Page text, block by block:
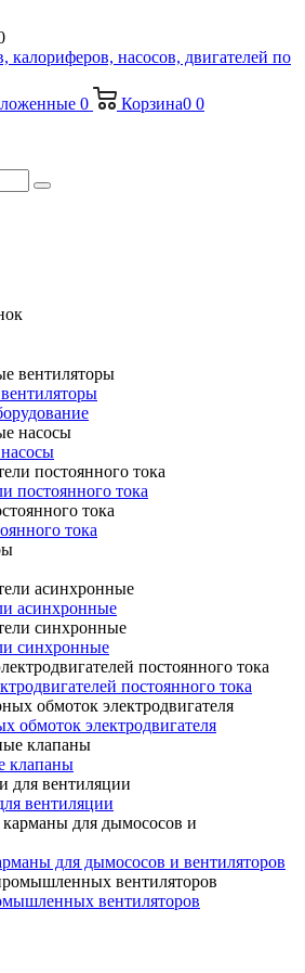
калориферов, насосов, двигателей по
0 Корзина0 0
постоянного тока
тока
асинхронные
синхронные
постоянного тока
обмоток электродвигателя
клапаны
вентиляции
для дымососов и вентиляторов
вентиляторов